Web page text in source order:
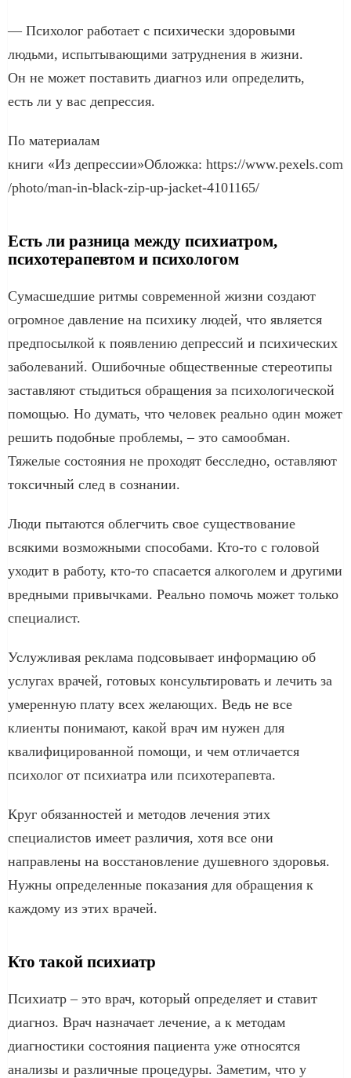
— Психолог работает с психически здоровыми
людьми, испытывающими затруднения в жизни.
Он не может поставить диагноз или определить,
есть ли у вас депрессия.
По материалам
книги «Из депрессии»Обложка: https://www.pexels.com
/photo/man-in-black-zip-up-jacket-4101165/
Есть ли разница между психиатром,
психотерапевтом и психологом
Сумасшедшие ритмы современной жизни создают
огромное давление на психику людей, что является
предпосылкой к появлению депрессий и психических
заболеваний. Ошибочные общественные стереотипы
заставляют стыдиться обращения за психологической
помощью. Но думать, что человек реально один может
решить подобные проблемы, – это самообман.
Тяжелые состояния не проходят бесследно, оставляют
токсичный след в сознании.
Люди пытаются облегчить свое существование
всякими возможными способами. Кто-то с головой
уходит в работу, кто-то спасается алкоголем и другими
вредными привычками. Реально помочь может только
специалист.
Услужливая реклама подсовывает информацию об
услугах врачей, готовых консультировать и лечить за
умеренную плату всех желающих. Ведь не все
клиенты понимают, какой врач им нужен для
квалифицированной помощи, и чем отличается
психолог от психиатра или психотерапевта.
Круг обязанностей и методов лечения этих
специалистов имеет различия, хотя все они
направлены на восстановление душевного здоровья.
Нужны определенные показания для обращения к
каждому из этих врачей.
Кто такой психиатр
Психиатр – это врач, который определяет и ставит
диагноз. Врач назначает лечение, а к методам
диагностики состояния пациента уже относятся
анализы и различные процедуры. Заметим, что у